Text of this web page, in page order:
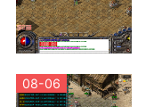
08-06